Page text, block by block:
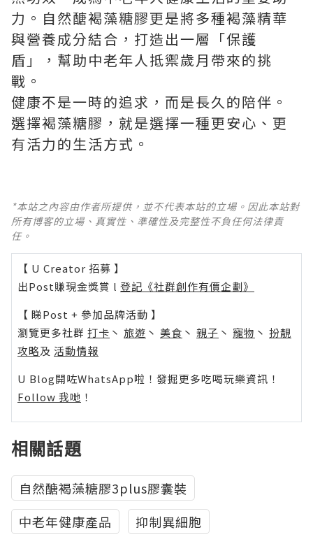
力。自然醣褐藻糖膠更是將多種褐藻精華
與營養成分結合，打造出一層「保護
盾」，幫助中老年人抵禦歲月帶來的挑
戰。
健康不是一時的追求，而是長久的陪伴。
選擇褐藻糖膠，就是選擇一種更安心、更
有活力的生活方式。
*本站之內容由作者所提供，並不代表本站的立場。因此本站對
所有博客的立場、真實性、準確性及完整性不負任何法律責
任。
【 U Creator 招募 】
出Post賺現金獎賞 l 登記《社群創作有價企劃》
【 睇Post + 參加品牌活動 】
瀏覽更多社群 打卡 丶 旅遊 丶 美食 丶 親子 丶 寵物 丶 扮靚
攻略及 活動情報
U Blog開咗WhatsApp啦！發掘更多吃喝玩樂資訊！
Follow 我哋 ！
相關話題
自然醣褐藻糖膠3plus膠囊裝
中老年健康產品
抑制異細胞